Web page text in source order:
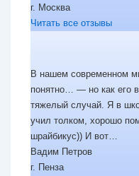
г. Москва
Читать все отзывы
В нашем современном
понятно… — но как его
тяжелый случай. Я в
учил толком, хорошо
шрайбикус)) И вот…
Вадим Петров
г. Пенза